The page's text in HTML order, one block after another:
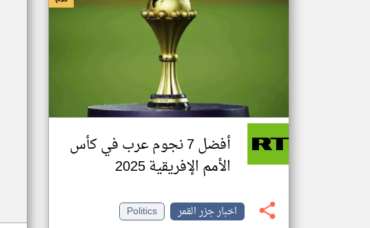
أفضل 7 نجوم عرب في كأس
الأمم الإفريقية 2025
اخبار جزر القمر
Politics